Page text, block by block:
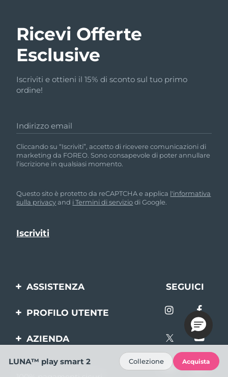
Ricevi Offerte
Esclusive
Iscriviti e ottieni il 15% di sconto sul tuo primo
ordine!
Indirizzo email
Cliccando su “Iscriviti”, accetto di ricevere comunicazioni di
marketing da FOREO. Sono consapevole di poter annullare
l’iscrizione in qualsiasi momento.
Questo sito è protetto da reCAPTCHA e applica l'informativa
sulla privacyand i Termini di serviziodi Google.
ASSISTENZA
Contattaci
Garanzia e resi
FAQ
SEGUICI
PROFILO UTENTE
prodotto
Aiuto
AZIENDA
FOREO
LUNA™ play smart 2 Collezione Acquista